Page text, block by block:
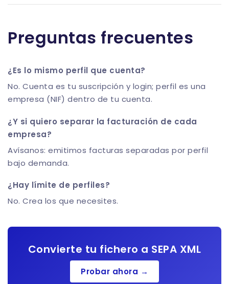
Preguntas frecuentes
¿Es lo mismo perfil que cuenta?
No. Cuenta es tu suscripción y login; perfil es una
empresa (NIF) dentro de tu cuenta.
¿Y si quiero separar la facturación de cada
empresa?
Avísanos: emitimos facturas separadas por perfil
bajo demanda.
¿Hay límite de perfiles?
No. Crea los que necesites.
Convierte tu fichero a SEPA XML
Probar ahora →